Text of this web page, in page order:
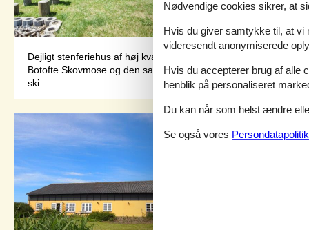
Dejligt stenferiehus af høj kvalitet med bl.a. sauna til to
Botofte Skovmose og den samme fantastiske udsigt kan
ski...
Nødvendige cookies sikrer, at
Hvis du giver samtykke til, at vi
videresendt anonymiserede
Hvis du accepterer brug af alle
henblik på personaliseret
Du kan når som helst ændre
Se også vores Persondatapolitik